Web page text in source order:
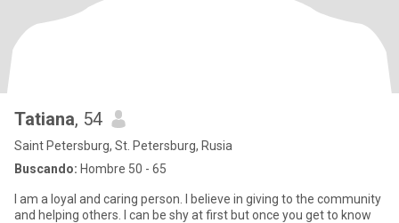
Tatiana, 54
Saint Petersburg, St. Petersburg, Rusia
Buscando: Hombre 50 - 65
I am a loyal and caring person. I believe in giving to the community
and helping others. I can be shy at first but once you get to know